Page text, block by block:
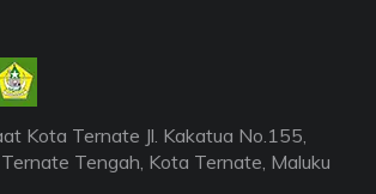
Kota Ternate Jl. Kakatua No.155,
Tengah, Kota Ternate, Maluku